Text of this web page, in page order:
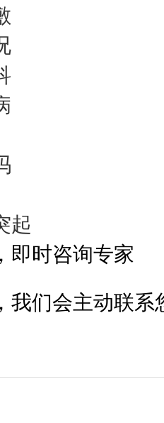
起
即时咨询专家
我们会主动联系